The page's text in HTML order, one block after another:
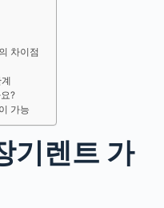
차이점
?
가능
기렌트 가